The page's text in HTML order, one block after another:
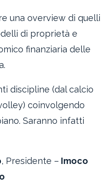
una overview di quelli
di proprietà e
finanziaria delle
discipline (dal calcio
coinvolgendo
Saranno infatti
, Presidente – Imoco